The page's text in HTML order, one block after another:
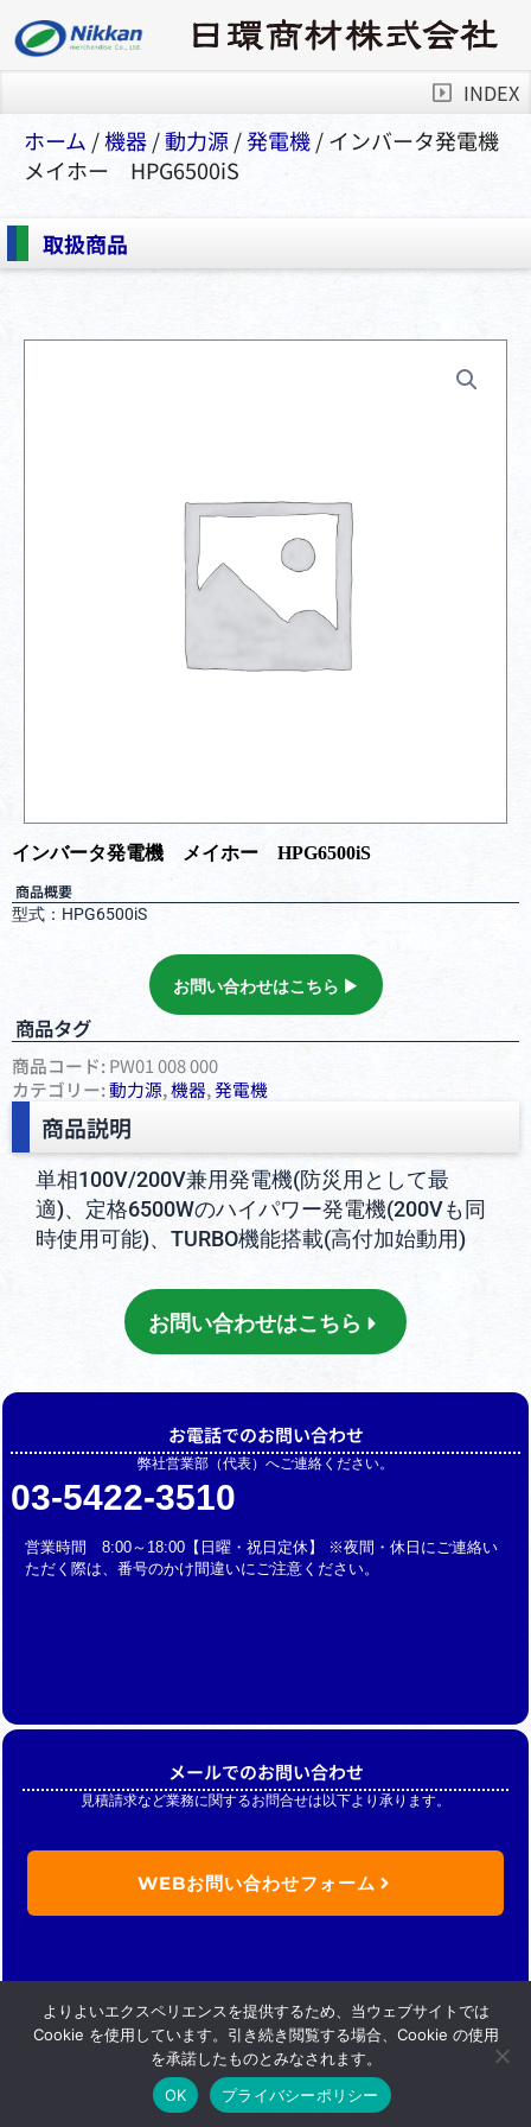
INDEX
ホーム /機器/動⼒源/発電機/ インバータ発電機
メイホー HPG6500iS
取扱商品
インバータ発電機 メイホー HPG6500iS
商品概要
型式：HPG6500iS
お問い合わせはこちら ▶︎
商品タグ
商品コード:PW01 008 000
カテゴリー:動⼒源,機器,発電機
商品説明
単相100V/200V兼用発電機(防災用として最
適)、定格6500Wのハイパワー発電機(200Vも同
時使用可能)、TURBO機能搭載(高付加始動用)
お問い合わせはこちら
お電話でのお問い合わせ
弊社営業部（代表）へご連絡ください。
03-5422-3510
営業時間 8:00～18:00【日曜・祝日定休】 ※夜間・休日にご連絡い
ただく際は、番号のかけ間違いにご注意ください。
メールでのお問い合わせ
見積請求など業務に関するお問合せは以下より承ります。
WEBお問い合わせフォーム
Copyright (C) Nikkan merchandise .inc. All Rights Reserved.
よりよいエクスペリエンスを提供するため、当ウェブサイトでは
Cookie を使用しています。引き続き閲覧する場合、Cookie の使用
を承諾したものとみなされます。
OK
プライバシーポリシー